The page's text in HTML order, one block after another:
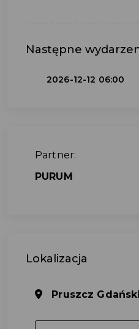
Następne
2026-12-12 06:00
Partner:
PURUM
Lokalizacja
Pruszcz Gdański